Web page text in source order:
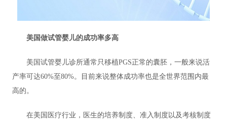
美国做试管婴儿的成功率多高
美国试管婴儿诊所通常只移植PGS正常的囊胚，一般来说活
产率可达60%至80%。目前来说整体成功率也是全世界范围内最
高的。
在美国医疗行业，医生的培养制度、准入制度以及考核制度